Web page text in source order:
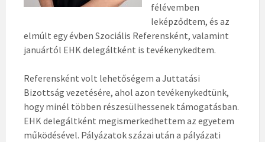
félévemben
leképződtem, és az
elmúlt egy évben Szociális Referensként, valamint
januártól EHK delegáltként is tevékenykedtem.
Referensként volt lehetőségem a Juttatási
Bizottság vezetésére, ahol azon tevékenykedtünk,
hogy minél többen részesülhessenek támogatásban.
EHK delegáltként megismerkedhettem az egyetem
működésével. Pályázatok százai után a pályázati